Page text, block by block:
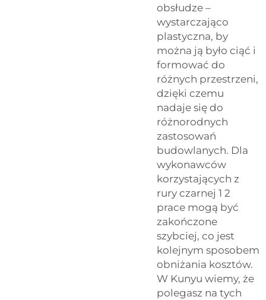
obsłudze –
wystarczająco
plastyczna, by
można ją było ciąć i
formować do
różnych przestrzeni,
dzięki czemu
nadaje się do
różnorodnych
zastosowań
budowlanych. Dla
wykonawców
korzystających z
rury czarnej 1 2
prace mogą być
zakończone
szybciej, co jest
kolejnym sposobem
obniżania kosztów.
W Kunyu wiemy, że
polegasz na tych